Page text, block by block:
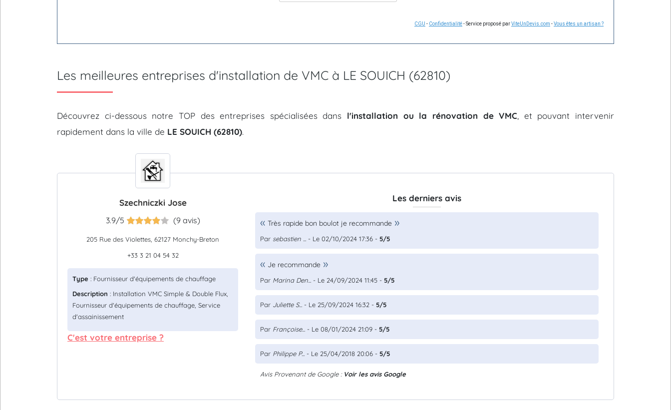
CGU - Confidentialité- Service proposé parViteUnDevis.com -Vous êtes un artisan ?
Les meilleures entreprises d'installation de VMC à LE SOUICH (62810)
Découvrez ci-dessous notre TOP des entreprises spécialisées dans l'installation ou la rénovation de VMC , et pouvant intervenir
rapidement dans la ville de LE SOUICH (62810).
Szechniczki Jose
3.9/5 (9 avis)
205 Rue des Violettes, 62127 Monchy-Breton
+33 3 21 04 54 32
Type : Fournisseur d'équipements de chauffage
Description : Installation VMC Simple & Double Flux,
Fournisseur d'équipements de chauffage, Service
d'assainissement
C'est votre entreprise ?
Les derniers avis
Très rapide bon boulot je recommande
Par sebastien ... - Le 02/10/2024 17:36 - 5/5
Je recommande
Par Marina Den... - Le 24/09/2024 11:45 - 5/5
Par Juliette S... - Le 25/09/2024 16:32 - 5/5
Par Françoise... - Le 08/01/2024 21:09 - 5/5
Par Philippe P... - Le 25/04/2018 20:06 - 5/5
Avis Provenant de Google : Voir les avis Google